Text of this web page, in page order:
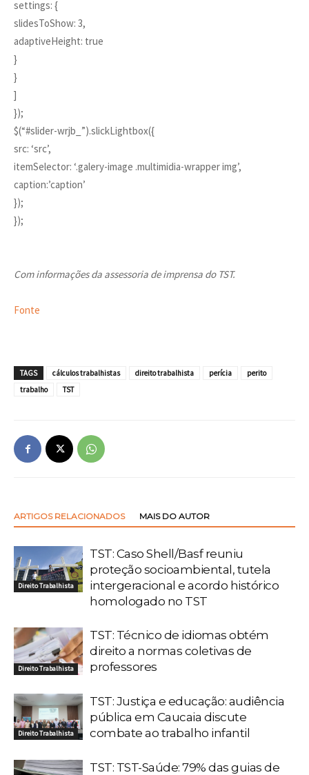
settings: {
slidesToShow: 3,
adaptiveHeight: true
}
}
]
});
$(“#slider-wrjb_”).slickLightbox({
src: ‘src’,
itemSelector: ‘.galery-image .multimidia-wrapper img’,
caption:’caption’
});
});
Com informações da assessoria de imprensa do TST.
Fonte
TAGS cálculos trabalhistas direito trabalhista perícia
perito
trabalho
TST
ARTIGOS RELACIONADOS MAIS DO AUTOR
Direito Trabalhista
TST: Caso Shell/Basf reuniu
proteção socioambiental, tutela
intergeracional e acordo histórico
homologado no TST
Direito Trabalhista
TST: Técnico de idiomas obtém
direito a normas coletivas de
professores
Direito Trabalhista
TST: Justiça e educação: audiência
pública em Caucaia discute
combate ao trabalho infantil
TST: TST-Saúde: 79% das guias de